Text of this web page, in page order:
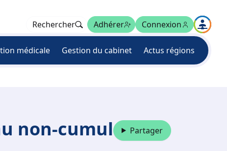
médicale Gestion du cabinet Actus régions
Rechercher Adhérer Connexion
non-cumul
Partager